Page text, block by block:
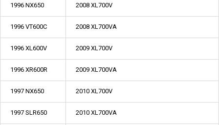
1996 NX650 2008 XL700V
1996 VT600C 2008 XL700VA
1996 XL600V 2009 XL700V
1996 XR600R 2009 XL700VA
1997 NX650 2010 XL700V
1997 SLR650 2010 XL700VA